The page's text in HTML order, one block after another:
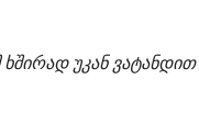
უკან ვატანდით